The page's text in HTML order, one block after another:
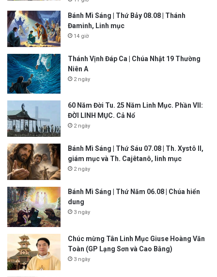
Bánh Mì Sáng | Thứ Bảy 08.08 | Thánh
Đaminh, Linh mục
14 giờ
Thánh Vịnh Đáp Ca | Chúa Nhật 19 Thường
Niên A
2 ngày
60 Năm Đời Tu. 25 Năm Linh Mục. Phần VII:
ĐỜI LINH MỤC. Cả Nổ
2 ngày
Bánh Mì Sáng | Thứ Sáu 07.08 | Th. Xystô II,
giám mục và Th. Cajêtanô, linh mục
2 ngày
Bánh Mì Sáng | Thứ Năm 06.08 | Chúa hiển
dung
3 ngày
Chúc mừng Tân Linh Mục Giuse Hoàng Văn
Toàn (GP Lạng Sơn và Cao Bằng)
3 ngày